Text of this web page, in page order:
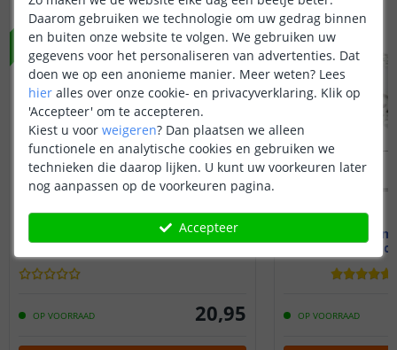
NIEUW
1,5M - Compleet profiel
Stucprofiel
OP VOORRAAD 20,95
1,5M -
OP VOORRAAD
Daarom gebruiken we technologie om uw gedrag binnen
en buiten onze website te volgen. We gebruiken uw
gegevens voor het personaliseren van advertenties. Dat
doen we op een anonieme manier. Meer weten? Lees
hier alles over onze cookie- en privacyverklaring. Klik op
'Accepteer' om te accepteren.
Kiest u voor weigeren? Dan plaatsen we alleen
functionele en analytische cookies en gebruiken we
technieken die daarop lijken. U kunt uw voorkeuren later
nog aanpassen op de voorkeuren pagina.
Accepteer